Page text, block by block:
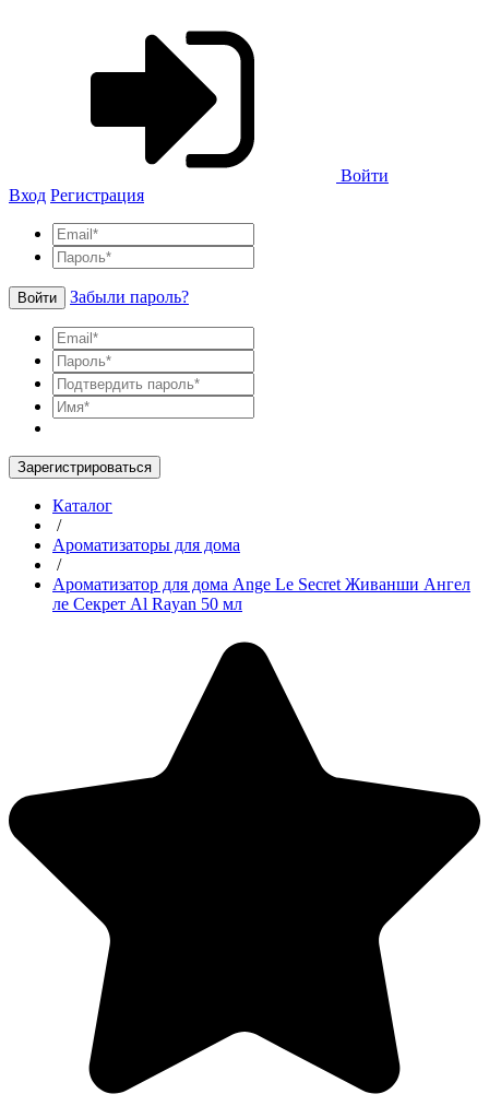
Войти
Вход Регистрация
Войти Забыли пароль?
Зарегистрироваться
Каталог
/
Ароматизаторы для дома
/
Ароматизатор для дома Ange Le Secret Живанши Ангел
ле Секрет Al Rayan 50 мл